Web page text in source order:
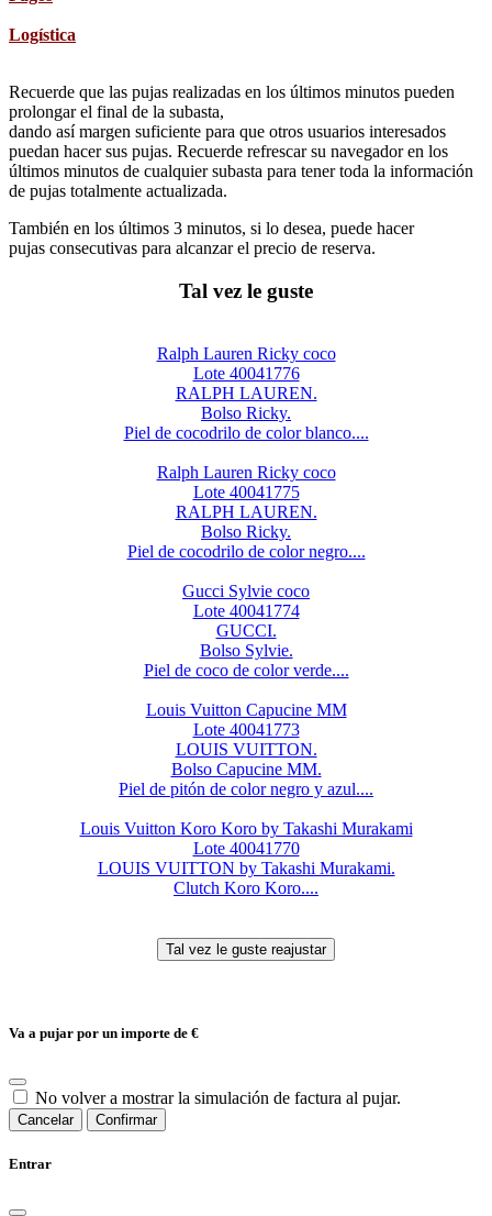
Logística
Recuerde que las pujas realizadas en los últimos minutos pueden
prolongar el final de la subasta,
dando así margen suficiente para que otros usuarios interesados
puedan hacer sus pujas. Recuerde refrescar su navegador en los
últimos minutos de cualquier subasta para tener toda la información
de pujas totalmente actualizada.
También en los últimos 3 minutos, si lo desea, puede hacer
pujas consecutivas para alcanzar el precio de reserva.
Tal vez le guste
Ralph Lauren Ricky coco
Lote 40041776
RALPH LAUREN.
Bolso Ricky.
Piel de cocodrilo de color blanco....
Ralph Lauren Ricky coco
Lote 40041775
RALPH LAUREN.
Bolso Ricky.
Piel de cocodrilo de color negro....
Gucci Sylvie coco
Lote 40041774
GUCCI.
Bolso Sylvie.
Piel de coco de color verde....
Louis Vuitton Capucine MM
Lote 40041773
LOUIS VUITTON.
Bolso Capucine MM.
Piel de pitón de color negro y azul....
Louis Vuitton Koro Koro by Takashi Murakami
Lote 40041770
LOUIS VUITTON by Takashi Murakami.
Clutch Koro Koro....
Va a pujar por un importe de €
No volver a mostrar la simulación de factura al pujar.
Cancelar Confirmar
Entrar